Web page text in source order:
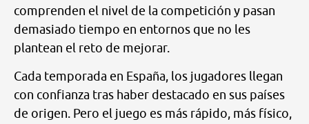
comprenden el nivel de la competición y pasan
demasiado tiempo en entornos que no les
plantean el reto de mejorar.
Cada temporada en España, los jugadores llegan
con confianza tras haber destacado en sus países
de origen. Pero el juego es más rápido, más físico,